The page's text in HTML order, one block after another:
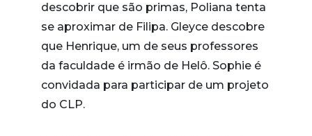
descobrir que são primas, Poliana tenta
se aproximar de Filipa. Gleyce descobre
que Henrique, um de seus professores
da faculdade é irmão de Helô. Sophie é
convidada para participar de um projeto
do CLP.